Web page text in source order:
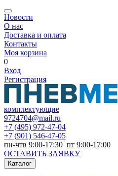
Новости
О нас
Доставка и оплата
Контакты
Моя корзина
0
Вход
Регистрация
комплектующие
9724704@mail.ru
+7 (495) 972-47-04
+7 (901) 546-47-05
пн-чтв 9:00-17:30 пт 9:00-17:00
ОСТАВИТЬ ЗАЯВКУ
Каталог